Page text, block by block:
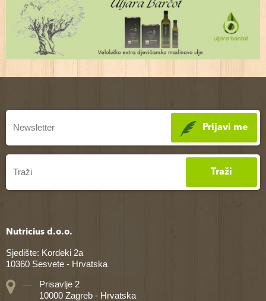
Prijavi me
Traži
Nutricius d.o.o.
Sjedište: Kordeki 2a
10360 Sesvete - Hrvatska
Prisavlje 2
10000 Zagreb - Hrvatska